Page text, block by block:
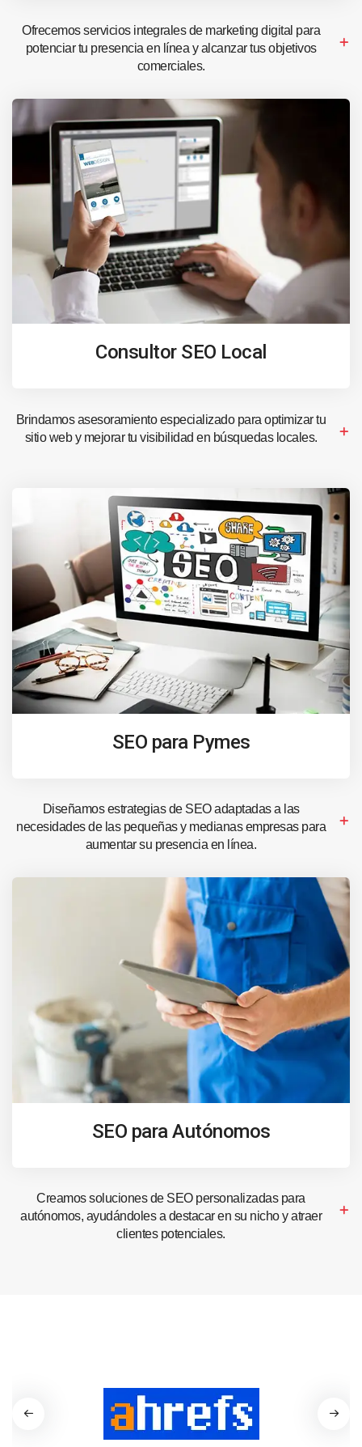
Ofrecemos servicios integrales de marketing digital para
potenciar tu presencia en línea y alcanzar tus objetivos
comerciales.
Consultor SEO Local
Brindamos asesoramiento especializado para optimizar tu
sitio web y mejorar tu visibilidad en búsquedas locales.
SEO para Pymes
Diseñamos estrategias de SEO adaptadas a las
necesidades de las pequeñas y medianas empresas para
aumentar su presencia en línea.
SEO para Autónomos
Creamos soluciones de SEO personalizadas para
autónomos, ayudándoles a destacar en su nicho y atraer
clientes potenciales.